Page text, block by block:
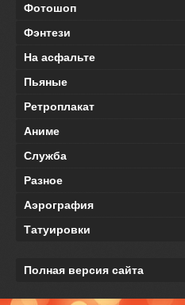
Фотошоп
Фэнтези
На асфальте
Пьяные
Ретроплакат
Аниме
Служба
Разное
Аэрография
Татуировки
Полная версия сайта